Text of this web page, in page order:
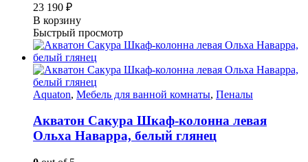
23 190 ₽
В корзину
Быстрый просмотр
Aquaton, Мебель для ванной комнаты, Пеналы
Акватон Сакура Шкаф-колонна левая
Ольха Наварра, белый глянец